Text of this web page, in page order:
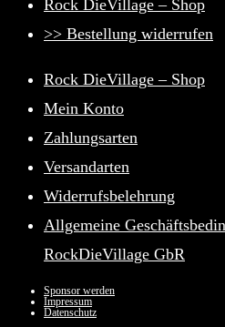
Rock DieVillage – Shop
>> Bestellung widerrufen
Rock DieVillage – Shop
Mein Konto
Zahlungsarten
Versandarten
Widerrufsbelehrung
Allgemeine
RockDieVillage GbR
Sponsor werden
Impressum
Datenschutz